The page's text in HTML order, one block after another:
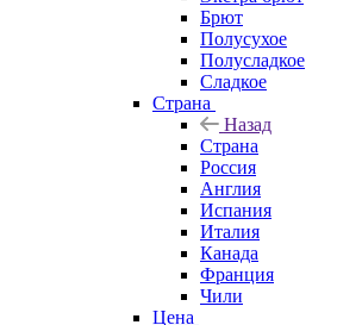
Брют
Полусухое
Полусладкое
Сладкое
Страна
Назад
Страна
Россия
Англия
Испания
Италия
Канада
Франция
Чили
Цена